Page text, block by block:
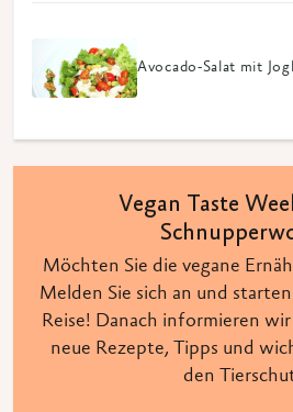
Avocado-Salat mit
Vegan Taste
Möchten Sie die vegane
Melden Sie sich an und
Reise! Danach informieren
neue Rezepte, Tipps und
den